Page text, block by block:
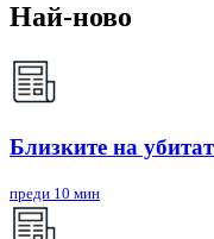
Най-ново
Близките на
преди 10 мин